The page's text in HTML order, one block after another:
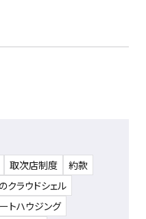
取次店制度
約款
クラウドシェル
トハウジング